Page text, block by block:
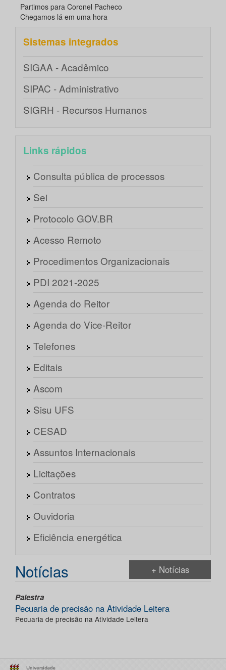
Partimos para Coronel Pacheco
Chegamos lá em uma hora
Sistemas integrados
SIGAA - Acadêmico
SIPAC - Administrativo
SIGRH - Recursos Humanos
Links rápidos
Consulta pública de processos
Sei
Protocolo GOV.BR
Acesso Remoto
Procedimentos Organizacionais
PDI 2021-2025
Agenda do Reitor
Agenda do Vice-Reitor
Telefones
Editais
Ascom
Sisu UFS
CESAD
Assuntos Internacionais
Licitações
Contratos
Ouvidoria
Eficiência energética
Notícias + Notícias
Palestra
Pecuaria de precisão na Atividade Leitera
Pecuaria de precisão na Atividade Leitera